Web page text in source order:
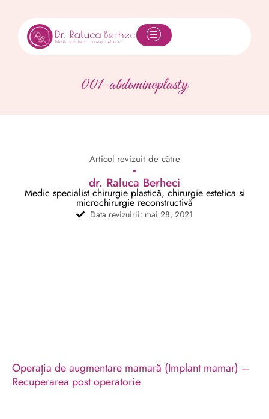
001-abdominoplasty
Articol revizuit de către
dr. Raluca Berheci
Medic specialist chirurgie plastică, chirurgie estetica si
microchirurgie reconstructivă
Data revizuirii: mai 28, 2021
Operația de augmentare mamară (Implant mamar) –
Recuperarea post operatorie